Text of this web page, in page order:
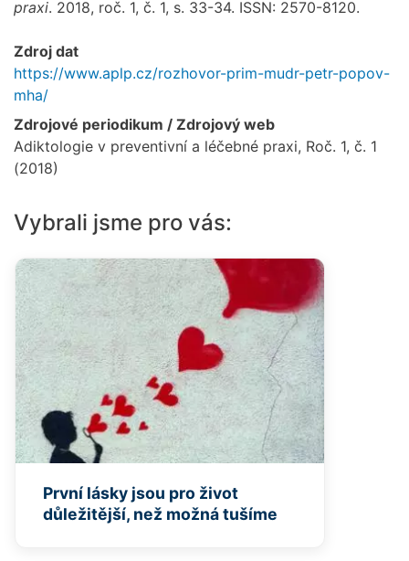
praxi. 2018, roč. 1, č. 1, s. 33-34. ISSN: 2570-8120.
Zdroj dat
https://www.aplp.cz/rozhovor-prim-mudr-petr-popov-
mha/
Zdrojové periodikum / Zdrojový web
Adiktologie v preventivní a léčebné praxi, Roč. 1, č. 1
(2018)
Vybrali jsme pro vás:
První lásky jsou pro život
důležitější, než možná tušíme